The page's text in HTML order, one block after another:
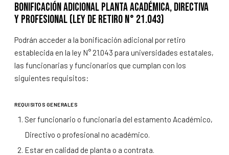
Bonificación adicional planta académica, directiva
y profesional (Ley de Retiro N° 21.043)
Podrán acceder a la bonificación adicional por retiro
establecida en la ley N° 21.043 para universidades estatales,
las funcionarias y funcionarios que cumplan con los
siguientes requisitos:
REQUISITOS GENERALES
Ser funcionario o funcionaria del estamento Académico,
Directivo o profesional no académico.
Estar en calidad de planta o a contrata.